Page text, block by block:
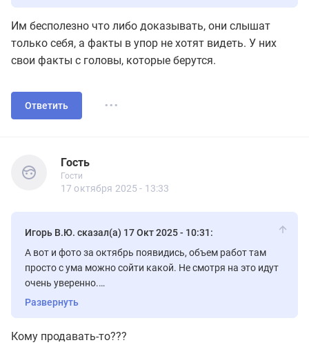
Им бесполезно что либо доказывать, они слышат
только себя, а факты в упор не хотят видеть. У них
свои факты с головы, которые берутся.
Ответить ...
Гость
Гость
Гости
Гости
17 октября 2025 - 13:33
Игорь В.Ю. сказал(а) 17 Окт 2025 - 10:31:
А вот и фото за октябрь появидись, объем работ там
просто с ума можно сойти какой. Не смотря на это идут
очень уверенно.
Развернуть
Кому продавать-то???